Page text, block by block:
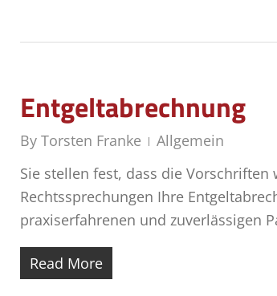
Entgeltabrechnung
By Torsten Franke
Allgemein
Sie stellen fest, dass die
Rechtssprechungen Ihre
praxiserfahrenen und zuverlässigen
Read More